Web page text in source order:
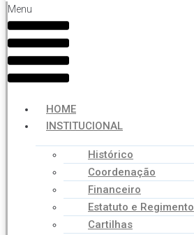
Menu
HOME
INSTITUCIONAL
Histórico
Coordenação
Financeiro
Estatuto e Regimento
Cartilhas